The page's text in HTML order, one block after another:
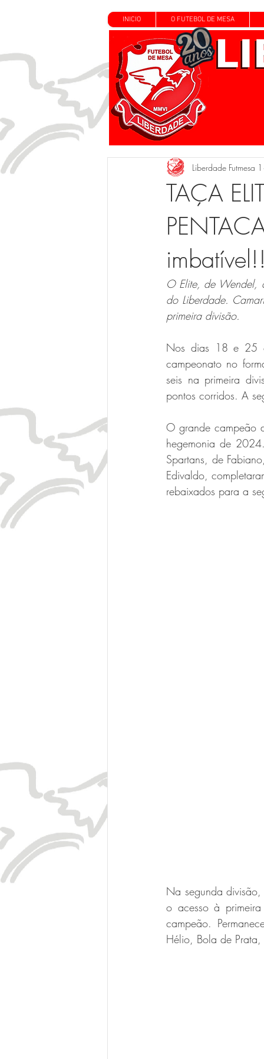
INICIO O FUTEBOL DE MESA
TAÇA
Liberdade Futmesa 1
O Elite, de Wendel,
do Liberdade.
primeira divisão.
Nos dias 18 e 25
campeonato no
seis na primeira
pontos corridos. A
O grande campeão
hegemonia de
Spartans, de
Edivaldo,
rebaixados para a
Na segunda
o acesso à
campeão.
Hélio, Bola de